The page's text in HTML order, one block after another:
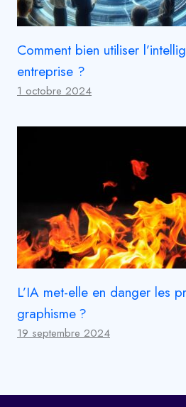
Comment bien utiliser
entreprise ?
1 octobre 2024
L’IA met-elle en danger les
graphisme ?
19 septembre 2024